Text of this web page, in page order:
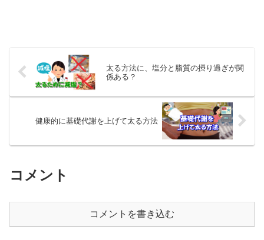
太る方法に、塩分と脂質の摂り過ぎが関
係ある？
健康的に基礎代謝を上げて太る方法
コメント
コメントを書き込む